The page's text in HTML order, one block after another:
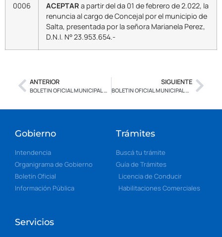
0006 ACEPTAR a partir del da 01 de febrero de 2.022, la
renuncia al cargo de Concejal por el municipio de
Salta, presentada por la señora Marianela Perez,
D.N.I. N° 23.953.654.-
ANTERIOR
BOLETIN OFICIAL MUNICIPAL N° 2.481 – EDICION ESPECIAL – CON FIRMA DIGITAL
SIGUIENTE
BOLETIN OFICIAL MUNICIPAL N° 2.483 – EDICION ESPECIAL – CON FIRMA DIGITAL
Gobierno
Intendencia
Organigrama de Gobierno
Boletín Oficial
Información Pública
Trámites
Buscá tu trámite
Guía de Trámites
Licencia de Conducir
Habilitaciones Comerciales
Servicios